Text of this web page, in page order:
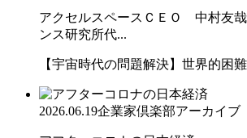
アクセルスペースＣＥＯ 中村友
ンス研究所代...
【宇宙時代の問題解決】世界的困
2026.06.19企業家倶楽部アーカイブ